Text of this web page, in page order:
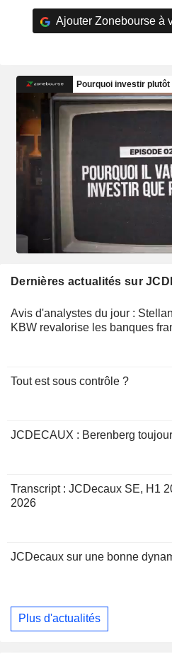
Ajouter Zonebourse à
Dernières actualités sur
Avis d'analystes du jour :
KBW revalorise les banques
Tout est sous contrôle ?
JCDECAUX : Berenberg
Transcript : JCDecaux SE, H1
2026
JCDecaux sur une bonne
Plus d'actualités